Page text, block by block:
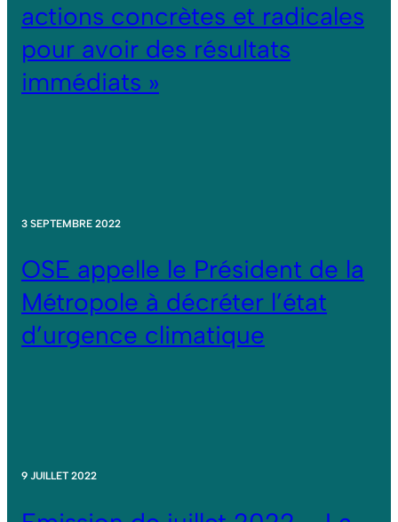
actions concrètes et radicales
pour avoir des résultats
immédiats »
3 SEPTEMBRE 2022
OSE appelle le Président de la
Métropole à décréter l’état
d’urgence climatique
9 JUILLET 2022